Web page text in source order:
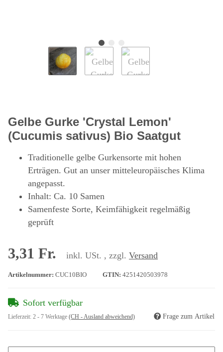
Gelbe Gurke 'Crystal Lemon'
(Cucumis sativus) Bio Saatgut
Traditionelle gelbe Gurkensorte mit hohen
Erträgen. Gut an unser mitteleuropäisches Klima
angepasst.
Inhalt: Ca. 10 Samen
Samenfeste Sorte, Keimfähigkeit regelmäßig
geprüft
3,31 Fr. inkl. USt. , zzgl. Versand
Artikelnummer: CUC10BIO GTIN: 4251420503978
Sofort verfügbar
Lieferzeit: 2 - 7 Werktage (CH - Ausland abweichend) Frage zum Artikel